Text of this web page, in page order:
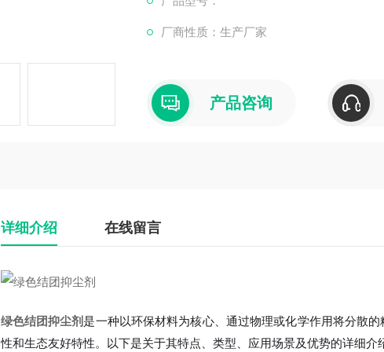
厂商性质：生产厂家
产品咨询
详细介绍 在线留言
绿色结团抑尘剂 是一种以环保材料为核心、通过物理或化学作用将分散
性和生态友好特性。以下是关于其特点、类型、应用场景及优势的详细介